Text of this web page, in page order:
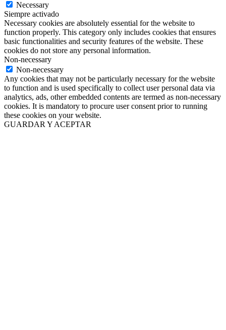
Necessary
Siempre activado
Necessary cookies are absolutely essential for the website to
function properly. This category only includes cookies that ensures
basic functionalities and security features of the website. These
cookies do not store any personal information.
Non-necessary
Non-necessary
Any cookies that may not be particularly necessary for the website
to function and is used specifically to collect user personal data via
analytics, ads, other embedded contents are termed as non-necessary
cookies. It is mandatory to procure user consent prior to running
these cookies on your website.
GUARDAR Y ACEPTAR